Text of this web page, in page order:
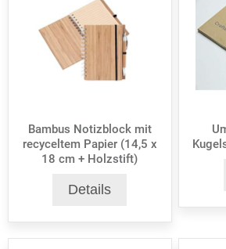
Bambus Notizblock mit
recyceltem Papier (14,5 x
18 cm + Holzstift)
Details